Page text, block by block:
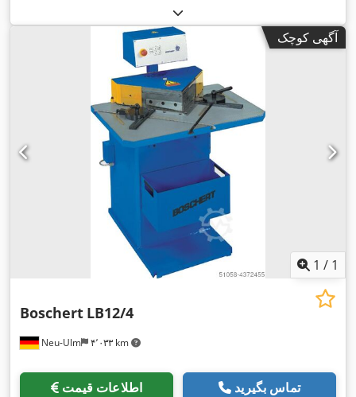
آگهی کوچک
1 / 1
Neu-Ulm ۴٬۰۳۳ km
Boschert LB12/4
اطلاعات قیمت تماس بگیرید